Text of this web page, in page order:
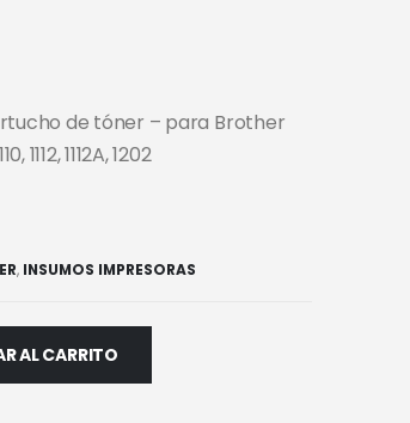
de tóner – para Brother
1112, 1112A, 1202
, INSUMOS IMPRESORAS
AL CARRITO